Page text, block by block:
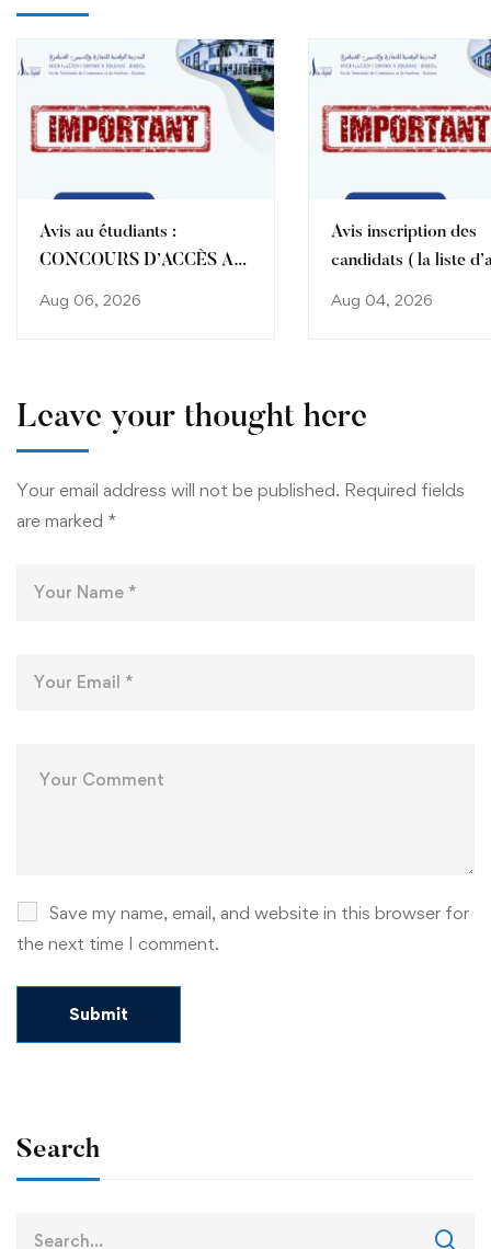
Avis au étudiants :
CONCOURS D’ACCÈS AU
Aug 06, 2026
Avis inscription des
candidats ( la liste
Aug 04, 2026
Leave your thought here
Your email address will not be published. Required fields
are marked *
Save my name, email, and website in this browser for
the next time I comment.
Search